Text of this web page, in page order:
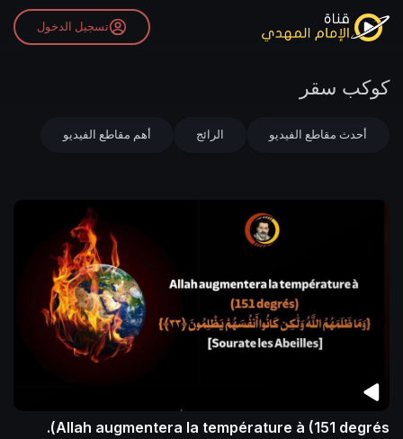
تسجيل الدخول
كوكب سقر
أحدث مقاطع الفيديو الرائج أهم مقاطع الفيديو
Allah augmentera la température à (151 degrés).